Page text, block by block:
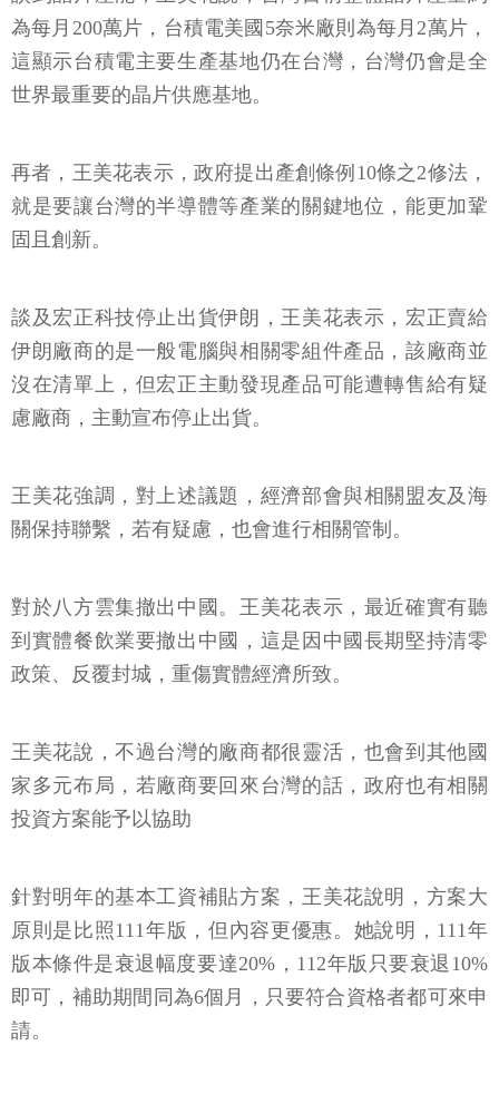
為每月200萬片，台積電美國5奈米廠則為每月2萬片，
這顯示台積電主要生產基地仍在台灣，台灣仍會是全
世界最重要的晶片供應基地。
再者，王美花表示，政府提出產創條例10條之2修法，
就是要讓台灣的半導體等產業的關鍵地位，能更加鞏
固且創新。
談及宏正科技停止出貨伊朗，王美花表示，宏正賣給
伊朗廠商的是一般電腦與相關零組件產品，該廠商並
沒在清單上，但宏正主動發現產品可能遭轉售給有疑
慮廠商，主動宣布停止出貨。
王美花強調，對上述議題，經濟部會與相關盟友及海
關保持聯繫，若有疑慮，也會進行相關管制。
對於八方雲集撤出中國。王美花表示，最近確實有聽
到實體餐飲業要撤出中國，這是因中國長期堅持清零
政策、反覆封城，重傷實體經濟所致。
王美花說，不過台灣的廠商都很靈活，也會到其他國
家多元布局，若廠商要回來台灣的話，政府也有相關
投資方案能予以協助
針對明年的基本工資補貼方案，王美花說明，方案大
原則是比照111年版，但內容更優惠。她說明，111年
版本條件是衰退幅度要達20%，112年版只要衰退10%
即可，補助期間同為6個月，只要符合資格者都可來申
請。